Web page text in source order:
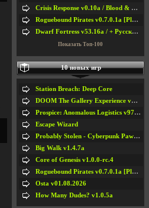
Crisis Response v0.10a / Blood & Bullet
Roguebound Pirates v0.7.0.1a [Playtest]
Dwarf Fortress v53.16a / + Русская Версия v50.12a
Показать Топ-100
10 новых игр
Station Breach: Deep Core
DOOM The Gallery Experience v1.4.2
Prospice: Anomalous Logistics v97 [Playtest]
Escape Wizard
Probably Stolen - Cyberpunk Pawnshop Simulator v048c [Playtest]
Big Walk v1.4.7a
Core of Genesis v1.0.0-rc.4
Roguebound Pirates v0.7.0.1a [Playtest]
Osta v01.08.2026
How Many Dudes? v1.0.5a